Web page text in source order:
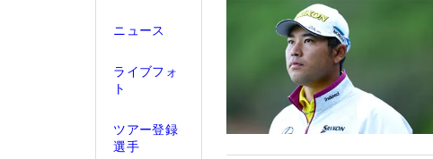
ニュース
ライブフォ
ト
ツアー登録
選手